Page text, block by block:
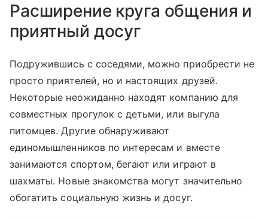
Расширение круга общения и
приятный досуг
Подружившись с соседями, можно приобрести не
просто приятелей, но и настоящих друзей.
Некоторые неожиданно находят компанию для
совместных прогулок с детьми, или выгула
питомцев. Другие обнаруживают
единомышленников по интересам и вместе
занимаются спортом, бегают или играют в
шахматы. Новые знакомства могут значительно
обогатить социальную жизнь и досуг.